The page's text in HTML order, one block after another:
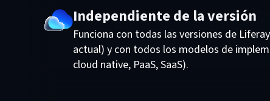
Independiente de la versión
Funciona con todas las versiones de
actual) y con todos los modelos de
cloud native, PaaS, SaaS).